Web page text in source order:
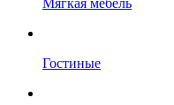
Мягкая мебель
Гостиные